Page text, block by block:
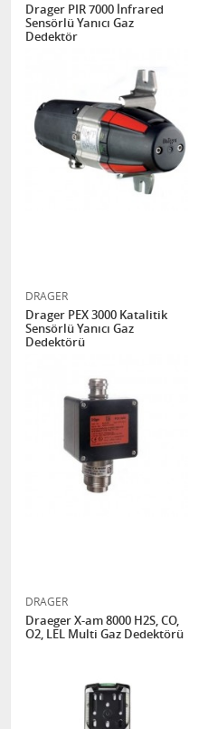
Drager PIR 7000 İnfrared
Sensörlü Yanıcı Gaz
Dedektör
DRAGER
Drager PEX 3000 Katalitik
Sensörlü Yanıcı Gaz
Dedektörü
DRAGER
Draeger X-am 8000 H2S, CO,
O2, LEL Multi Gaz Dedektörü